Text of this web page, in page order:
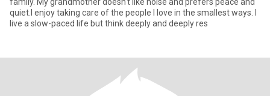
quiet.I enjoy taking care of the people I love in the smallest ways. I
live a slow-paced life but think deeply and deeply res